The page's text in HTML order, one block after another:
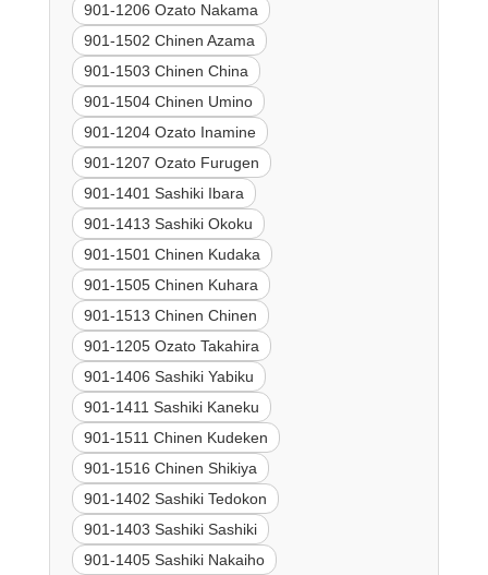
901-1206 Ozato Nakama
901-1502 Chinen Azama
901-1503 Chinen China
901-1504 Chinen Umino
901-1204 Ozato Inamine
901-1207 Ozato Furugen
901-1401 Sashiki Ibara
901-1413 Sashiki Okoku
901-1501 Chinen Kudaka
901-1505 Chinen Kuhara
901-1513 Chinen Chinen
901-1205 Ozato Takahira
901-1406 Sashiki Yabiku
901-1411 Sashiki Kaneku
901-1511 Chinen Kudeken
901-1516 Chinen Shikiya
901-1402 Sashiki Tedokon
901-1403 Sashiki Sashiki
901-1405 Sashiki Nakaiho